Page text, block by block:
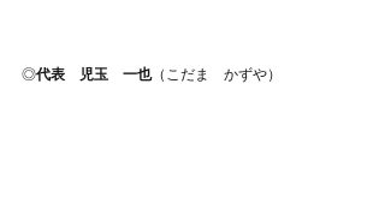
◎代表　児玉　一也（こだま　かずや）